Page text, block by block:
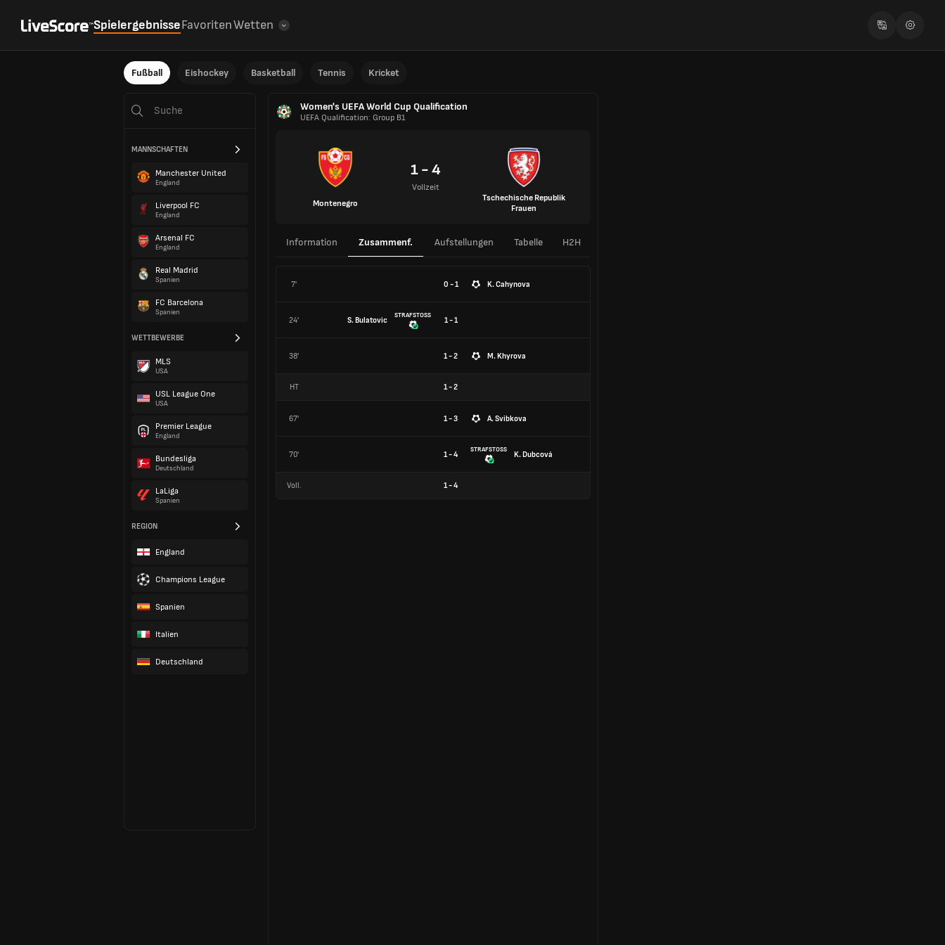
SpielergebnisseFavoritenWetten
Fußball Eishockey Basketball Tennis Kricket
MANNSCHAFTEN
Manchester United
England
Liverpool FC
England
Arsenal FC
England
Real Madrid
Spanien
FC Barcelona
Spanien
WETTBEWERBE
MLS
USA
USL League One
USA
Premier League
England
Bundesliga
Deutschland
LaLiga
Spanien
REGION
England
Champions League
Spanien
Italien
Deutschland
Women's UEFA World Cup Qualification
UEFA Qualification: Group B1
Montenegro
1 - 4
Vollzeit
Tschechische Republik
Frauen
Information Zusammenf. Aufstellungen Tabelle H2H
7' 0 - 1 K. Cahynova
24' S. Bulatovic
STRAFSTOSS
1 - 1
38' 1 - 2 M. Khyrova
HT 1-2
67' 1 - 3 A. Svibkova
70' 1 - 4
STRAFSTOSS
K. Dubcová
Voll. 1-4